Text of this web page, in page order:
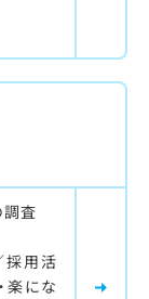
査
採用活
楽にな